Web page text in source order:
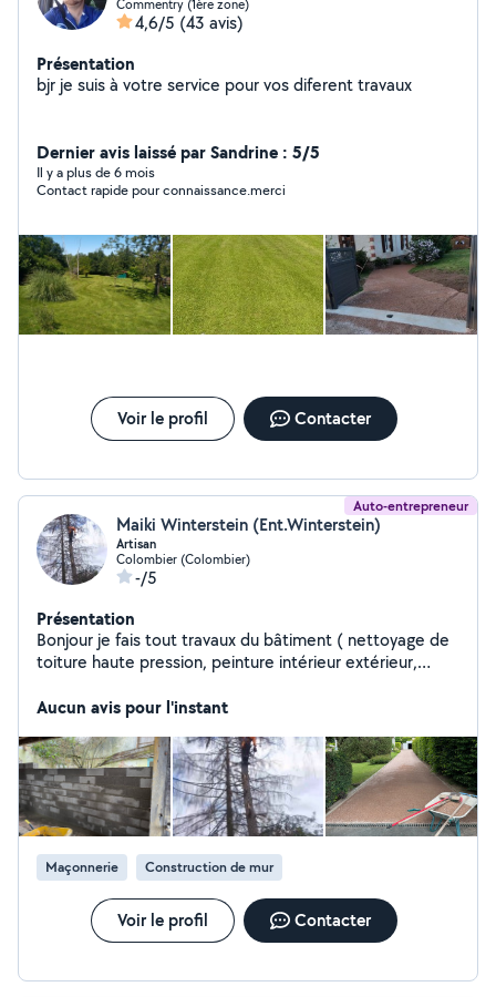
Commentry (1ère zone)
4,6/5 (43 avis)
Présentation
bjr je suis à votre service pour vos diferent travaux
Dernier avis laissé par Sandrine : 5/5
Il y a plus de 6 mois
Contact rapide pour connaissance.merci
Voir le profil Contacter
Auto-entrepreneur
Maiki Winterstein (Ent.Winterstein)
Artisan
Colombier (Colombier)
-/5
Présentation
Bonjour je fais tout travaux du bâtiment ( nettoyage de
toiture haute pression, peinture intérieur extérieur,
d'espaces verts ( élagage, éttétâge, tonte de pelouse,
Aucun avis pour l'instant
Maçonnerie Construction de mur
Voir le profil Contacter